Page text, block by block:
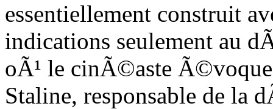
essentiellement construit
indications seulement au
oÃ¹ le cinÃ©aste
Staline, responsable de la